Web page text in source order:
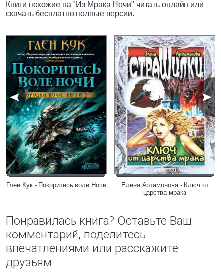
Книги похожие на "Из Мрака Ночи" читать онлайн или
скачать бесплатно полные версии.
Глен Кук - Покоритесь воле Ночи
Елена Артамонова - Ключ от
царства мрака
Понравилась книга? Оставьте Ваш
комментарий, поделитесь
впечатлениями или расскажите
друзьям